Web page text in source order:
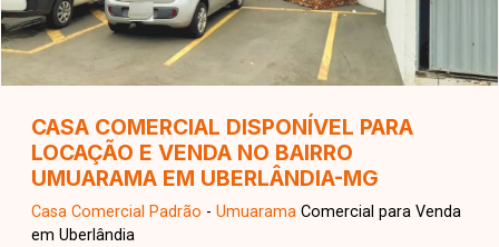
CASA COMERCIAL DISPONÍVEL PARA
LOCAÇÃO E VENDA NO BAIRRO
UMUARAMA EM UBERLÂNDIA-MG
Casa Comercial Padrão - Umuarama Comercial para Venda
em Uberlândia